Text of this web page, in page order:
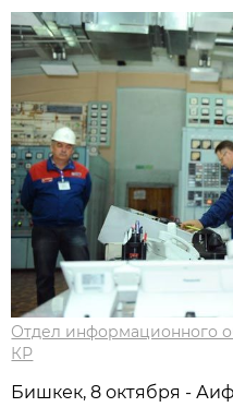
Отдел информационного
КР
Бишкек, 8 октября -